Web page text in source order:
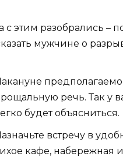
с этим разобрались –
мужчине о
речь. Так у
будет объясниться.
встречу в
кафе, набережная